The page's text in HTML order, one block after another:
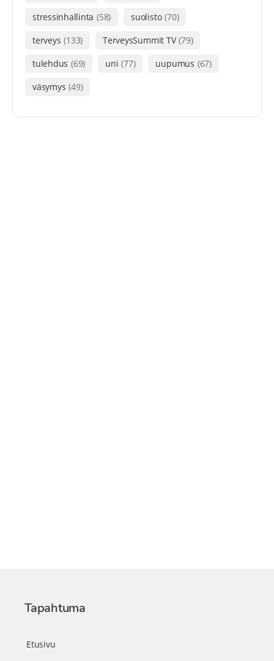
stressinhallinta (58) suolisto (70)
terveys (133) TerveysSummit TV (79)
tulehdus (69) uni (77) uupumus (67)
väsymys (49)
Tapahtuma
Etusivu